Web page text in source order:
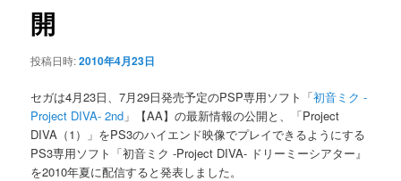
開
投稿日時:2010年4月23日
セガは4月23日、7月29日発売予定のPSP専用ソフト「初音ミク -
Project DIVA- 2nd 」【AA】の最新情報の公開と、「Project
DIVA（1）」をPS3のハイエンド映像でプレイできるようにする
PS3専用ソフト「初音ミク -Project DIVA- ドリーミーシアター』
を2010年夏に配信すると発表しました。